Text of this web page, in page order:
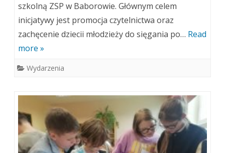
szkolną ZSP w Baborowie. Głównym celem
inicjatywy jest promocja czytelnictwa oraz
zachęcenie dziecii młodzieży do sięgania po… Read
more »
Wydarzenia